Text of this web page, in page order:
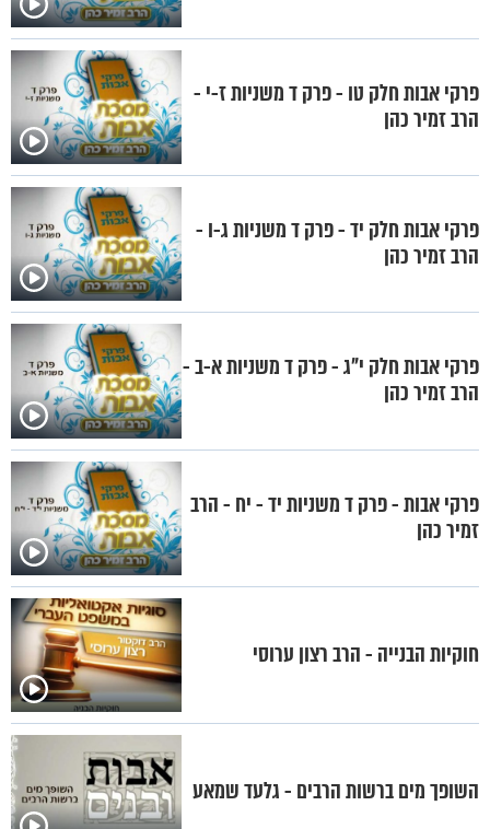
פרקי אבות חלק טו - פרק ד משניות ז-י -
הרב זמיר כהן
פרקי אבות חלק יד - פרק ד משניות ג-ו -
הרב זמיר כהן
פרקי אבות חלק י"ג - פרק ד משניות א-ב -
הרב זמיר כהן
פרקי אבות - פרק ד משניות יד - יח - הרב
זמיר כהן
חוקיות הבנייה - הרב רצון ערוסי
השופך מים ברשות הרבים - גלעד שמאע